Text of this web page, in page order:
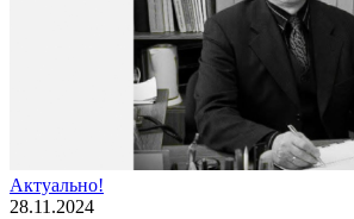
Актуально!
28.11.2024